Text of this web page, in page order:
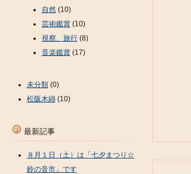
自然(10)
芸術鑑賞(10)
視察、旅行(8)
音楽鑑賞(17)
未分類(0)
松阪木綿(10)
最新記事
８月１日（土）は「七夕まつり☆
鈴の音市」です